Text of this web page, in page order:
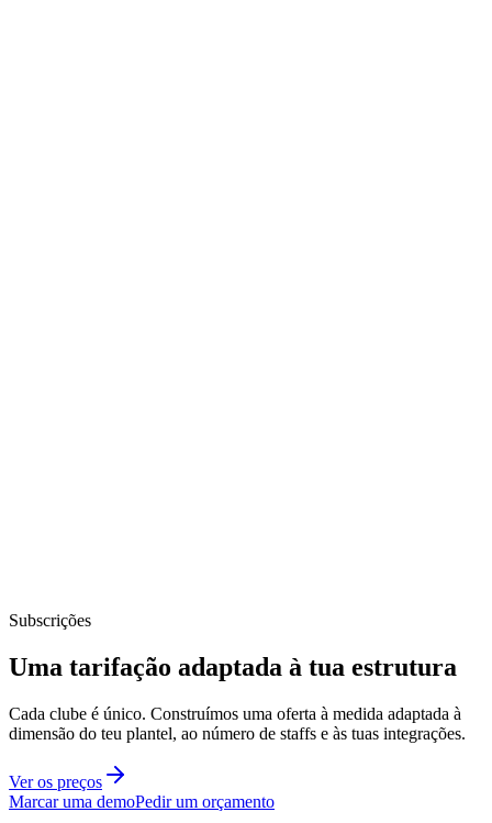
Subscrições
Uma tarifação adaptada à tua estrutura
Cada clube é único. Construímos uma oferta à medida adaptada à
dimensão do teu plantel, ao número de staffs e às tuas integrações.
Ver os preços
Marcar uma demoPedir um orçamento